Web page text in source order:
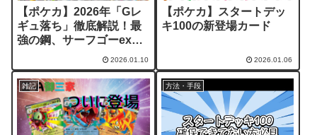
【ポケカ】2026年「Gレ
ギュ落ち」徹底解説！最
強の鋼、サーフゴーexも
ついに卒業。環境激変の
ポイントまとめ
2026.01.10
【ポケカ】スタートデッ
キ100の新登場カード
2026.01.06
雑記 方法・手段